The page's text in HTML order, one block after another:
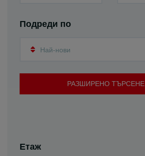
Подреди по
Най-нови
РАЗШИРЕНО ТЪРСЕНЕ
Етаж